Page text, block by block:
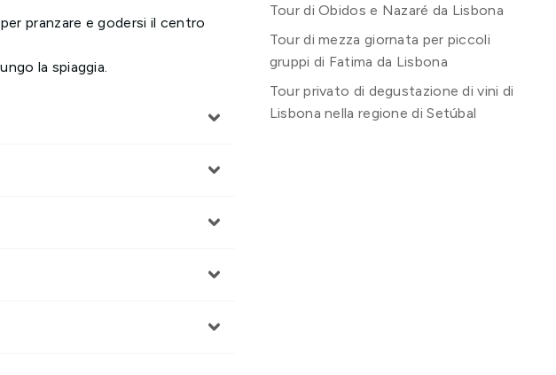
pranzare e godersi il centro
la spiaggia.
Tour di Obidos e Nazaré da Lisbona
Tour di mezza giornata per piccoli
gruppi di Fatima da Lisbona
Tour privato di degustazione di vini di
Lisbona nella regione di Setúbal